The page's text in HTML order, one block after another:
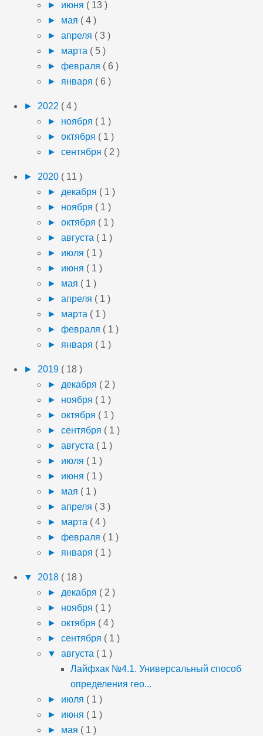
► июня ( 13 )
► мая ( 4 )
► апреля ( 3 )
► марта ( 5 )
► февраля ( 6 )
► января ( 6 )
► 2022 ( 4 )
► ноября ( 1 )
► октября ( 1 )
► сентября ( 2 )
► 2020 ( 11 )
► декабря ( 1 )
► ноября ( 1 )
► октября ( 1 )
► августа ( 1 )
► июля ( 1 )
► июня ( 1 )
► мая ( 1 )
► апреля ( 1 )
► марта ( 1 )
► февраля ( 1 )
► января ( 1 )
► 2019 ( 18 )
► декабря ( 2 )
► ноября ( 1 )
► октября ( 1 )
► сентября ( 1 )
► августа ( 1 )
► июля ( 1 )
► июня ( 1 )
► мая ( 1 )
► апреля ( 3 )
► марта ( 4 )
► февраля ( 1 )
► января ( 1 )
▼ 2018 ( 18 )
► декабря ( 2 )
► ноября ( 1 )
► октября ( 4 )
► сентября ( 1 )
▼ августа ( 1 )
Лайфхак №4.1. Универсальный способ
определения гео...
► июля ( 1 )
► июня ( 1 )
► мая ( 1 )